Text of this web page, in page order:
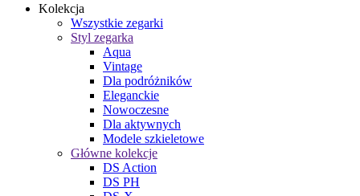
Kolekcja
Wszystkie zegarki
Styl zegarka
Aqua
Vintage
Dla podróżników
Eleganckie
Nowoczesne
Dla aktywnych
Modele szkieletowe
Główne kolekcje
DS Action
DS PH